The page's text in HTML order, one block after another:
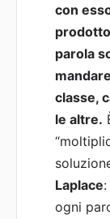
con
parola
classe,
le altre.
Laplace
ogni